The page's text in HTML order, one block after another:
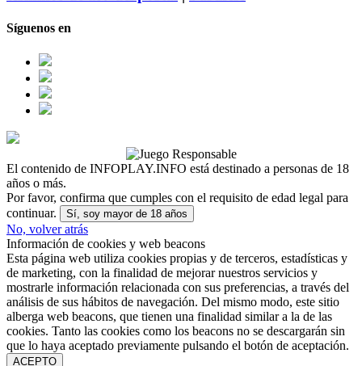
Síguenos en
El contenido de INFOPLAY.INFO está destinado a personas de 18
años o más.
Por favor, confirma que cumples con el requisito de edad legal para
continuar.
Sí, soy mayor de 18 años
No, volver atrás
Información de cookies y web beacons
Esta página web utiliza cookies propias y de terceros, estadísticas y
de marketing, con la finalidad de mejorar nuestros servicios y
mostrarle información relacionada con sus preferencias, a través del
análisis de sus hábitos de navegación. Del mismo modo, este sitio
alberga web beacons, que tienen una finalidad similar a la de las
cookies. Tanto las cookies como los beacons no se descargarán sin
que lo haya aceptado previamente pulsando el botón de aceptación.
ACEPTO